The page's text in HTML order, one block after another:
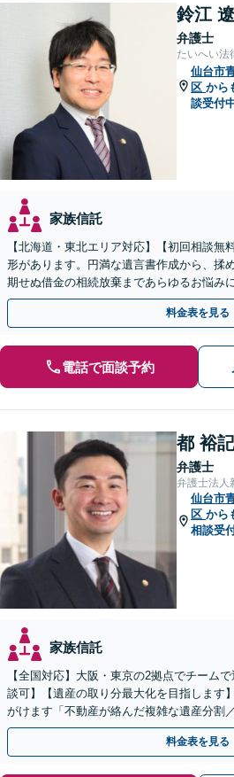
鈴江 遼
弁護士
たいへい法
仙台市
区 から
談受付
家族信託
【北海道・東北エリア対応】【初回相談無
形があります。円満な遺言書作成から、揉
期せぬ借金の相続放棄まであらゆるお悩み
相続トラブルもまずはご相談ください。
料金表を見る
電話で面談予約
都 裕記
弁護士
弁護士法人
仙台市
区 から
相談受
家族信託
【全国対応】大阪・東京の2拠点でチーム
談可】【遺産の取り分最大化を目指します
がけます「不動産が絡んだ複雑な遺産分割
執行／事業承継など、お任せください」【
料金表を見る